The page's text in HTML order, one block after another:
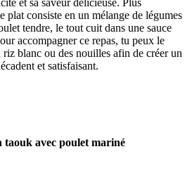
plat consiste en un mélange de légumes
tendre, le tout cuit dans une sauce
accompagner ce repas, tu peux le
riz blanc ou des nouilles afin de créer un
et satisfaisant.
taouk avec poulet mariné